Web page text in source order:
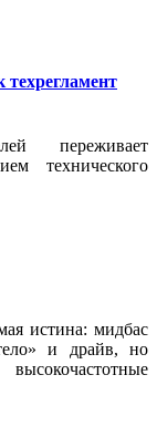
техрегламент
переживает
технического
истина: мидбас
и драйв, но